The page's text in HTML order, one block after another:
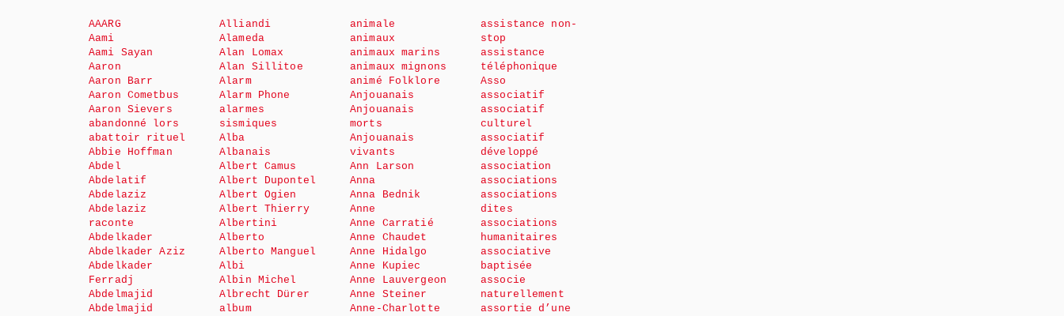
AAARG
Aami
Aami Sayan
Aaron
Aaron Barr
Aaron Cometbus
Aaron Sievers
abandonné lors
abattoir rituel
Abbie Hoffman
Abdel
Abdelatif
Abdelaziz
Abdelaziz
raconte
Abdelkader
Abdelkader Aziz
Abdelkader
Ferradj
Abdelmajid
Abdelmajid
Alliandi
Alameda
Alan Lomax
Alan Sillitoe
Alarm
Alarm Phone
alarmes
sismiques
Alba
Albanais
Albert Camus
Albert Dupontel
Albert Ogien
Albert Thierry
Albertini
Alberto
Alberto Manguel
Albi
Albin Michel
Albrecht Dürer
album
animale
animaux
animaux marins
animaux mignons
animé Folklore
Anjouanais
Anjouanais
morts
Anjouanais
vivants
Ann Larson
Anna
Anna Bednik
Anne
Anne Carratié
Anne Chaudet
Anne Hidalgo
Anne Kupiec
Anne Lauvergeon
Anne Steiner
Anne-Charlotte
assistance non-
stop
assistance
téléphonique
Asso
associatif
associatif
culturel
associatif
développé
association
associations
associations
dites
associations
humanitaires
associative
baptisée
associe
naturellement
assortie d’une